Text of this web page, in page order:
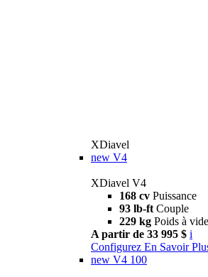
XDiavel
new V4
XDiavel V4
168 cv Puissance
93 lb-ft Couple
229 kg Poids à
A partir de 33 995 $ i
Configurez En Savoir
new V4 100